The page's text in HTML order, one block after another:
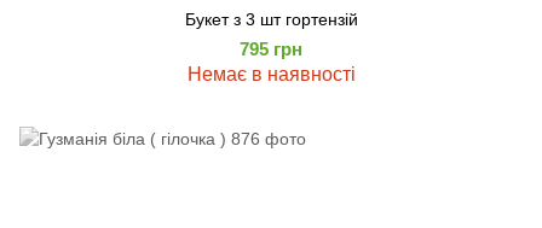
Букет з 3 шт гортензій
795 грн
Немає в наявності